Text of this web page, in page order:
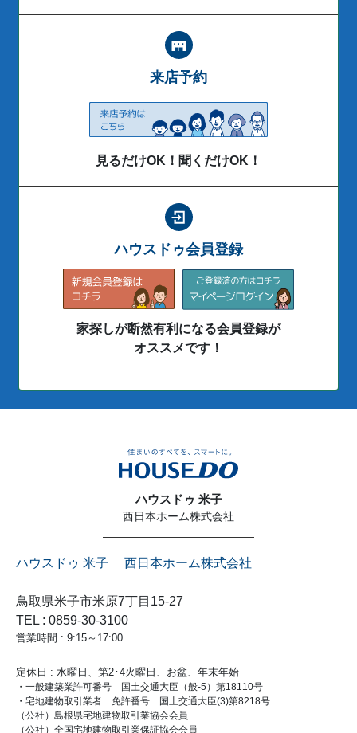
来店予約
見るだけOK！聞くだけOK！
ハウスドゥ会員登録
家探しが断然有利になる会員登録が
オススメです！
ハウスドゥ 米子
西日本ホーム株式会社
ハウスドゥ 米子 西日本ホーム株式会社
鳥取県米子市米原7丁目15-27
TEL : 0859-30-3100
営業時間 : 9:15～17:00
定休日 : 水曜日、第2･4火曜日、お盆、年末年始
・一般建築業許可番号 国土交通大臣（般-5）第18110号
・宅地建物取引業者 免許番号 国土交通大臣(3)第8218号
（公社）島根県宅地建物取引業協会会員
（公社）全国宅地建物取引業保証協会会員